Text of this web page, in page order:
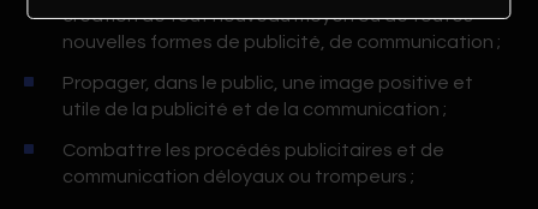
création de tout nouveau moyen ou de toutes
nouvelles formes de publicité, de communication ;
Propager, dans le public, une image positive et
utile de la publicité et de la communication ;
Combattre les procédés publicitaires et de
communication déloyaux ou trompeurs ;